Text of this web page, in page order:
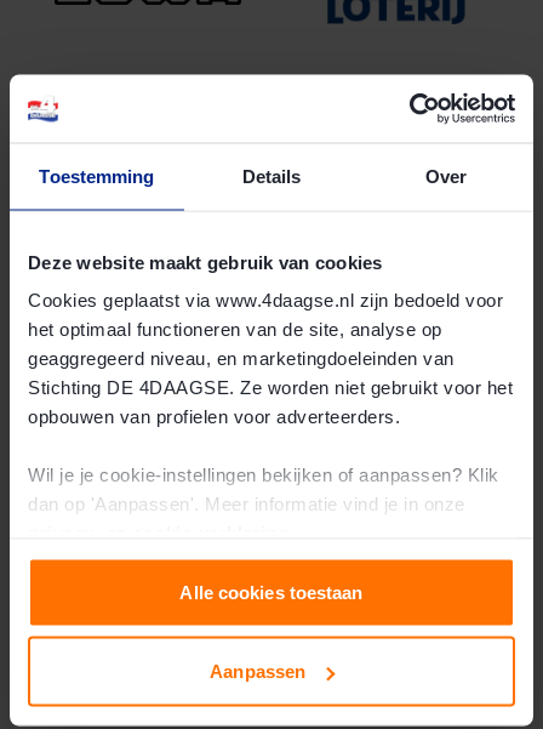
Toestemming Details Over
Deze website maakt gebruik van cookies
Cookies geplaatst via www.4daagse.nl zijn bedoeld voor
het optimaal functioneren van de site, analyse op
geaggregeerd niveau, en marketingdoeleinden van
Stichting DE 4DAAGSE. Ze worden niet gebruikt voor het
opbouwen van profielen voor adverteerders.
Wil je je cookie-instellingen bekijken of aanpassen? Klik
dan op 'Aanpassen'. Meer informatie vind je in onze
Alle cookies toestaan
Aanpassen
Bekijk het verhaal van Teunis